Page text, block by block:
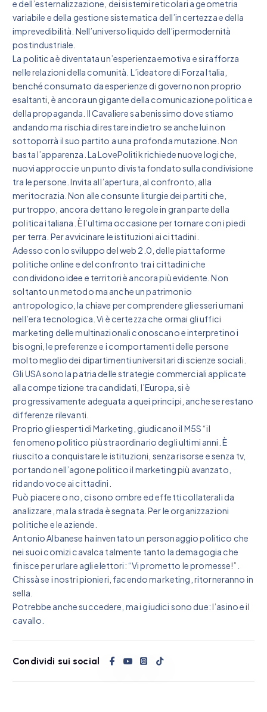
e dell’esternalizzazione, dei sistemi reticolari a geometria
variabile e della gestione sistematica dell’incertezza e della
imprevedibilità. Nell’universo liquido dell’ipermodernità
postindustriale.
La politica è diventata un’esperienza emotiva e si rafforza
nelle relazioni della comunità. L’ideatore di Forza Italia,
benché consumato da esperienze di governo non proprio
esaltanti, è ancora un gigante della comunicazione politica e
della propaganda. Il Cavaliere sa benissimo dove stiamo
andando ma rischia di restare indietro se anche lui non
sottoporrà il suo partito a una profonda mutazione. Non
basta l’apparenza. La LovePolitik richiede nuove logiche,
nuovi approcci e un punto di vista fondato sulla condivisione
tra le persone. Invita all’apertura, al confronto, alla
meritocrazia. Non alle consunte liturgie dei partiti che,
purtroppo, ancora dettano le regole in gran parte della
politica italiana. È l’ultima occasione per tornare con i piedi
per terra. Per avvicinare le istituzioni ai cittadini.
Adesso con lo sviluppo del web 2.0, delle piattaforme
politiche online e del confronto tra i cittadini che
condividono idee e territori è ancora più evidente. Non
soltanto un metodo ma anche un patrimonio
antropologico, la chiave per comprendere gli esseri umani
nell’era tecnologica. Vi è certezza che ormai gli uffici
marketing delle multinazionali conoscano e interpretino i
bisogni, le preferenze e i comportamenti delle persone
molto meglio dei dipartimenti universitari di scienze sociali.
Gli USA sono la patria delle strategie commerciali applicate
alla competizione tra candidati, l’Europa, si è
progressivamente adeguata a quei principi, anche se restano
differenze rilevanti.
Proprio gli esperti di Marketing, giudicano il M5S “il
fenomeno politico più straordinario degli ultimi anni. È
riuscito a conquistare le istituzioni, senza risorse e senza tv,
portando nell’agone politico il marketing più avanzato,
ridando voce ai cittadini.
Può piacere o no, ci sono ombre ed effetti collaterali da
analizzare, ma la strada è segnata. Per le organizzazioni
politiche e le aziende.
Antonio Albanese ha inventato un personaggio politico che
nei suoi comizi cavalca talmente tanto la demagogia che
finisce per urlare agli elettori: “Vi prometto le promesse!”.
Chissà se i nostri pionieri, facendo marketing, ritorneranno in
sella.
Potrebbe anche succedere, ma i giudici sono due: l’asino e il
cavallo.
Condividi sui social